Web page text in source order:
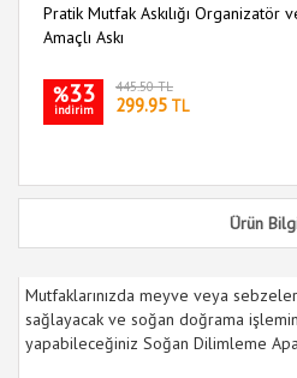
Pratik Mutfak Askılığı Organizatör
Amaçlı Askı
%33
indirim
445.50 TL
299.95 TL
Ürün
Mutfaklarınızda meyve veya
sağlayacak ve soğan doğrama
yapabileceğiniz Soğan Dilimleme